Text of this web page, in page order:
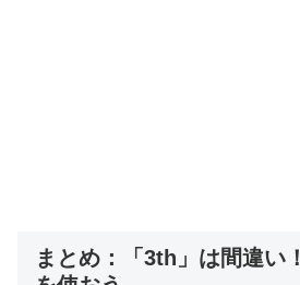
まとめ：「3th」は間違い